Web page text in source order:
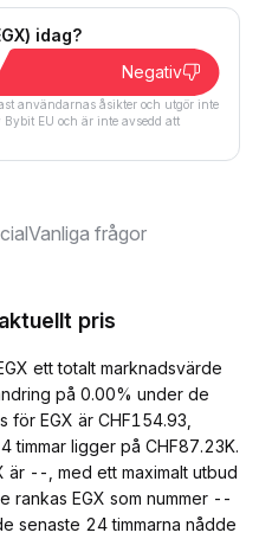
idag?
Negativ
användarnas åsikter och utgör inte
EU och är inte avsedd att
Vanliga frågor
pris
ett totalt marknadsvärde
på 0.00% under de
för EGX är CHF154.93,
timmar ligger på CHF87.23K.
är --, med ett maximalt utbud
rankas EGX som nummer --
senaste 24 timmarna nådde